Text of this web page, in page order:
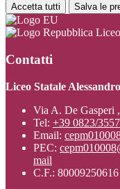
Accetta tutti Salva le
Contatti
Liceo Statale
Via A. De Gasperi
Tel: +39 0823/
Email:
PEC:
mail
C.F.: 80009250616